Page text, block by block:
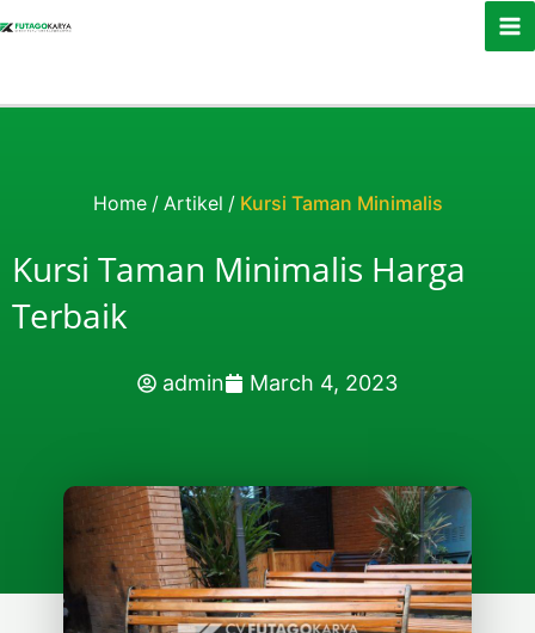
Home / Artikel / Kursi Taman Minimalis
Kursi Taman Minimalis Harga
Terbaik
admin March 4, 2023